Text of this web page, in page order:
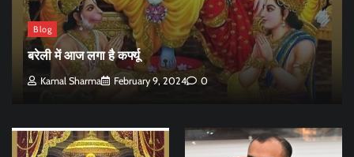
Blog
बरेली में आज लगा है कर्फ्यू
Kamal Sharma February 9, 2024 0